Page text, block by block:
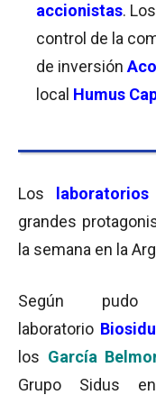
accionistas.
control de la
de inversión
local Humus
Los
grandes
la semana en la
Según
laboratorio
los García
Grupo Sidus